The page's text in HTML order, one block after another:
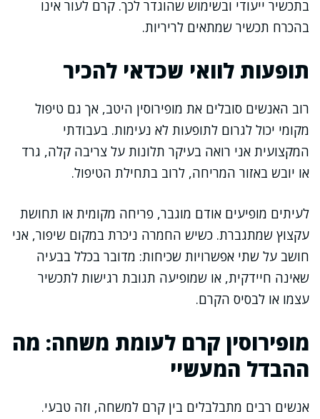
בתכשיר ייעודי ובשימוש שהוגדר לכך. קרם לעור אינו
בהכרח תכשיר שמתאים לריריות.
תופעות לוואי שכדאי להכיר
רוב האנשים סובלים את מופירוסין היטב, אך גם טיפול
מקומי יכול לגרום לתופעות לא נעימות. בעבודתי
המקצועית אני רואה בעיקר תלונות על צריבה קלה, גרד
או יובש באזור המריחה, לרוב בתחילת הטיפול.
לעיתים מופיעים אודם מוגבר, פריחה מקומית או תחושת
עקצוץ שמתגברת. כשיש החמרה ניכרת במקום שיפור, אני
חושב על שתי אפשרויות שכיחות: מדובר בכלל בבעיה
שאינה חיידקית, או שמופיעה תגובת רגישות לתכשיר
עצמו או לבסיס הקרם.
מופירוסין קרם לעומת משחה: מה
ההבדל המעשיי
אנשים רבים מתבלבלים בין קרם למשחה, וזה טבעי.